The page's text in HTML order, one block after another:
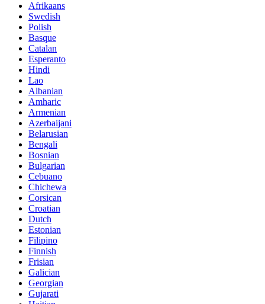
Afrikaans
Swedish
Polish
Basque
Catalan
Esperanto
Hindi
Lao
Albanian
Amharic
Armenian
Azerbaijani
Belarusian
Bengali
Bosnian
Bulgarian
Cebuano
Chichewa
Corsican
Croatian
Dutch
Estonian
Filipino
Finnish
Frisian
Galician
Georgian
Gujarati